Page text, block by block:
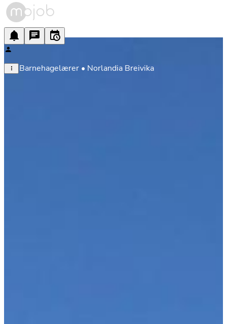
Barnehagelærer • Norlandia Breivika